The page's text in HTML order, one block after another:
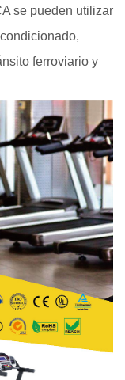
se pueden utilizar
ferroviario y